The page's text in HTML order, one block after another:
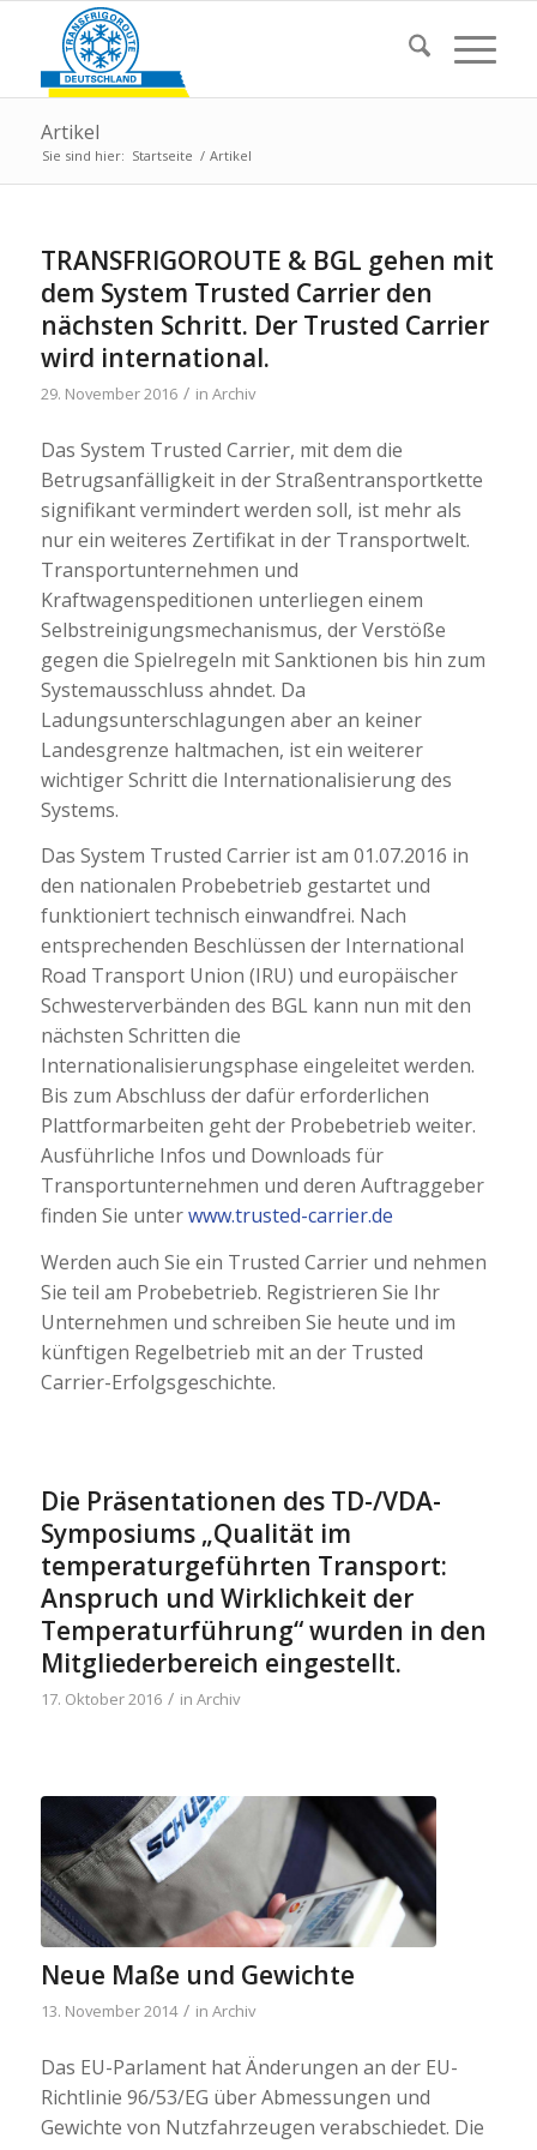
Artikel
Sie sind hier: Startseite / Artikel
TRANSFRIGOROUTE & BGL gehen mit
dem System Trusted Carrier den
nächsten Schritt. Der Trusted Carrier
wird international.
29. November 2016 / in Archiv
Das System Trusted Carrier, mit dem die
Betrugsanfälligkeit in der Straßentransportkette
signifikant vermindert werden soll, ist mehr als
nur ein weiteres Zertifikat in der Transportwelt.
Transportunternehmen und
Kraftwagenspeditionen unterliegen einem
Selbstreinigungsmechanismus, der Verstöße
gegen die Spielregeln mit Sanktionen bis hin zum
Systemausschluss ahndet. Da
Ladungsunterschlagungen aber an keiner
Landesgrenze haltmachen, ist ein weiterer
wichtiger Schritt die Internationalisierung des
Systems.
Das System Trusted Carrier ist am 01.07.2016 in
den nationalen Probebetrieb gestartet und
funktioniert technisch einwandfrei. Nach
entsprechenden Beschlüssen der International
Road Transport Union (IRU) und europäischer
Schwesterverbänden des BGL kann nun mit den
nächsten Schritten die
Internationalisierungsphase eingeleitet werden.
Bis zum Abschluss der dafür erforderlichen
Plattformarbeiten geht der Probebetrieb weiter.
Ausführliche Infos und Downloads für
Transportunternehmen und deren Auftraggeber
finden Sie unterwww.trusted-carrier.de
Werden auch Sie ein Trusted Carrier und nehmen
Sie teil am Probebetrieb. Registrieren Sie Ihr
Unternehmen und schreiben Sie heute und im
künftigen Regelbetrieb mit an der Trusted
Carrier-Erfolgsgeschichte.
Die Präsentationen des TD-/VDA-
Symposiums „Qualität im
temperaturgeführten Transport:
Anspruch und Wirklichkeit der
Temperaturführung“ wurden in den
Mitgliederbereich eingestellt.
17. Oktober 2016 / in Archiv
Neue Maße und Gewichte
13. November 2014 / in Archiv
Das EU-Parlament hat Änderungen an der EU-
Richtlinie 96/53/EG über Abmessungen und
Gewichte von Nutzfahrzeugen verabschiedet. Die